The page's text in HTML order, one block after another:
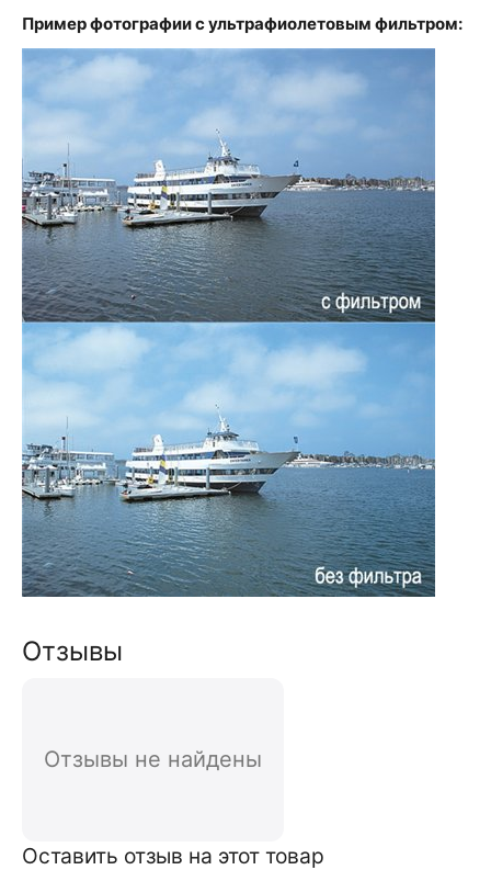
Пример фотографии с ультрафиолетовым фильтром:
Отзывы
Отзывы не найдены
Оставить отзыв на этот товар